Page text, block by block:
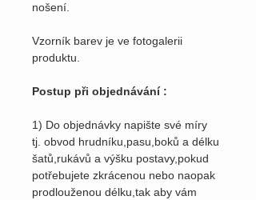
nošení.
Vzorník barev je ve fotogalerii
produktu.
Postup při objednávání :
1) Do objednávky napište své míry
tj. obvod hrudníku,pasu,boků a délku
šatů,rukávů a výšku postavy,pokud
potřebujete zkrácenou nebo naopak
prodlouženou délku,tak aby vám